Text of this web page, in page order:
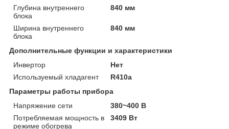
Глубина внутреннего
блока
840 мм
Ширина внутреннего
блока
840 мм
Дополнительные функции и характеристики
Инвертор
Нет
Используемый хладагент
R410a
Параметры работы прибора
Напряжение сети
380~400 В
Потребляемая мощность в
режиме обогрева
3409 Вт